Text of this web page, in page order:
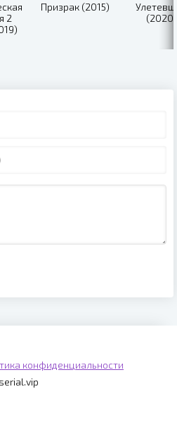
2
Призрак (2015)
(2020)
конфиденциальности